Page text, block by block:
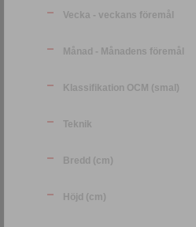
Vecka - veckans föremål
Månad - Månadens föremål
Klassifikation OCM (smal)
Teknik
Bredd (cm)
Höjd (cm)